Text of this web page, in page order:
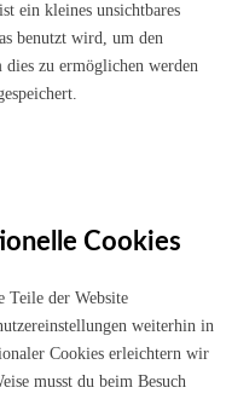
ein kleines unsichtbares
benutzt wird, um den
zu ermöglichen werden
Cookies
Teile der Website
weiterhin in
Cookies erleichtern wir
musst du beim Besuch